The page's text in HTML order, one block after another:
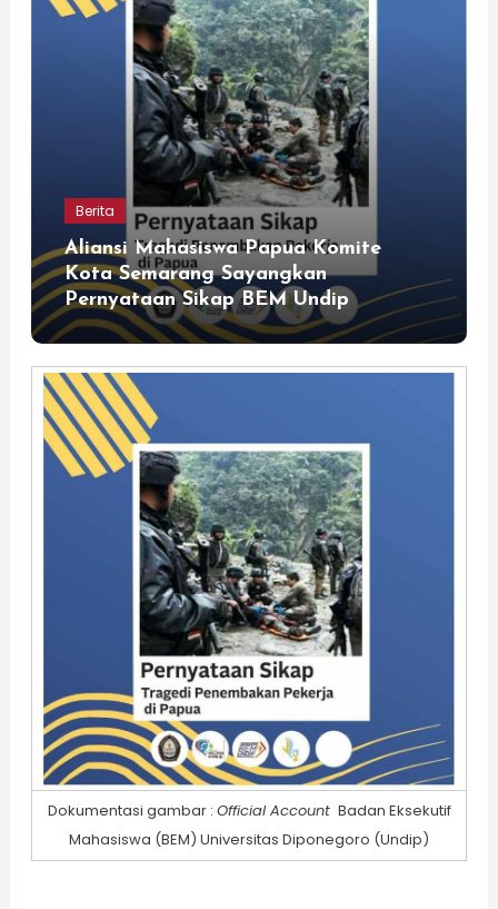
Berita
Aliansi Mahasiswa Papua Komite
Kota Semarang Sayangkan
Pernyataan Sikap BEM Undip
Dokumentasi gambar : Official Account Badan Eksekutif
Mahasiswa (BEM) Universitas Diponegoro (Undip)